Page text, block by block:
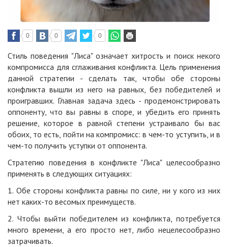
0 0 0
Стиль поведения "Лиса" означает хитрость и поиск некого
компромисса для сглаживания конфликта. Цель применения
данной стратегии - сделать так, чтобы обе стороны
конфликта вышли из него на равных, без победителей и
проигравших. Главная задача здесь - продемонстрировать
оппоненту, что вы равны в споре, и убедить его принять
решение, которое в равной степени устраивало бы вас
обоих, то есть, пойти на компромисс: в чем-то уступить, и в
чем-то получить уступки от оппонента.
Стратегию поведения в конфликте "Лиса" целесообразно
применять в следующих ситуациях:
1. Обе стороны конфликта равны по силе, ни у кого из них
нет каких-то весомых преимуществ.
2. Чтобы выйти победителем из конфликта, потребуется
много времени, а его просто нет, либо нецелесообразно
затрачивать.